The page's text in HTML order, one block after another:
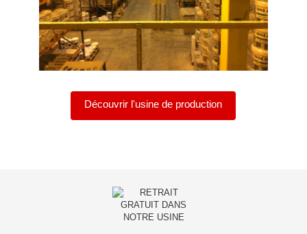
Découvrir l'usine de production